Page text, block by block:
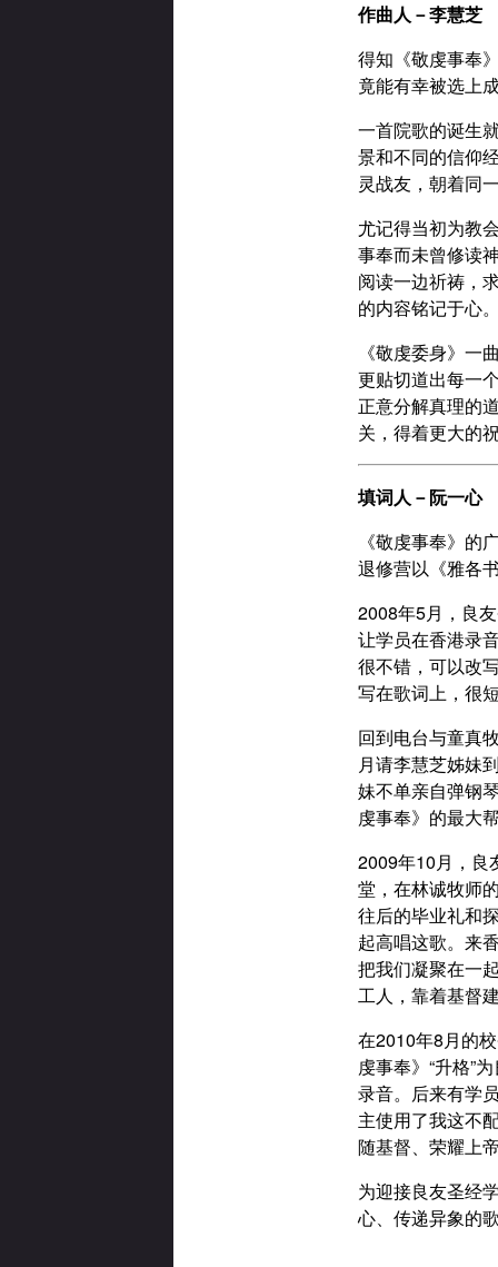
作曲人－李慧芝
得知《敬虔事奉
竟能有幸被选上
一首院歌的诞生
景和不同的信仰
灵战友，朝着同
尤记得当初为教
事奉而未曾修读
阅读一边祈祷，
的内容铭记于心
《敬虔委身》一
更贴切道出每一
正意分解真理的
关，得着更大的
填词人－阮一心
《敬虔事奉》的
退修营以《雅各
2008年5月，良
让学员在香港录
很不错，可以改
写在歌词上，很
回到电台与童真
月请李慧芝姊妹
妹不单亲自弹钢
虔事奉》的最大
2009年10月，良
堂，在林诚牧师
往后的毕业礼和
起高唱这歌。来
把我们凝聚在一
工人，靠着基督
在2010年8月的
虔事奉》“升格”
录音。后来有学
主使用了我这不
随基督、荣耀上
为迎接良友圣经
心、传递异象的